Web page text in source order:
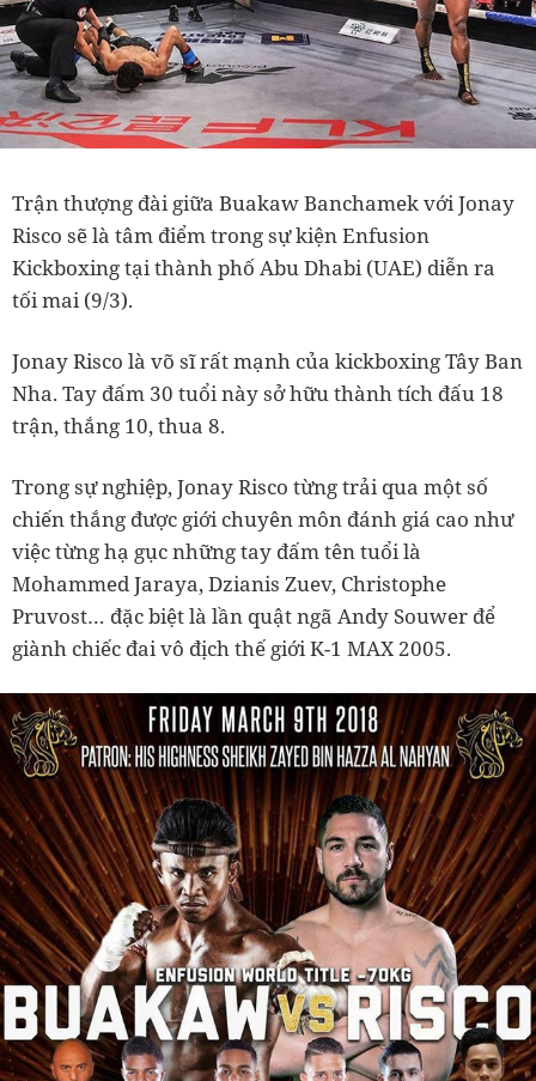
Trận thượng đài giữa Buakaw Banchamek với Jonay
Risco sẽ là tâm điểm trong sự kiện Enfusion
Kickboxing tại thành phố Abu Dhabi (UAE) diễn ra
tối mai (9/3).
Jonay Risco là võ sĩ rất mạnh của kickboxing Tây Ban
Nha. Tay đấm 30 tuổi này sở hữu thành tích đấu 18
trận, thắng 10, thua 8.
Trong sự nghiệp, Jonay Risco từng trải qua một số
chiến thắng được giới chuyên môn đánh giá cao như
việc từng hạ gục những tay đấm tên tuổi là
Mohammed Jaraya, Dzianis Zuev, Christophe
Pruvost… đặc biệt là lần quật ngã Andy Souwer để
giành chiếc đai vô địch thế giới K-1 MAX 2005.